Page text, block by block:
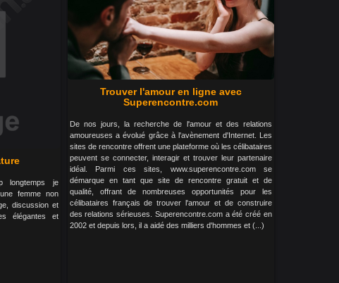
longtemps je
femme non
discussion et
élégantes et
Trouver l'amour en ligne avec
Superencontre.com
De nos jours, la recherche de l'amour et des relations
amoureuses a évolué grâce à l'avènement d'Internet. Les
sites de rencontre offrent une plateforme où les célibataires
peuvent se connecter, interagir et trouver leur partenaire
idéal. Parmi ces sites, www.superencontre.com se
démarque en tant que site de rencontre gratuit et de
qualité, offrant de nombreuses opportunités pour les
célibataires français de trouver l'amour et de construire
des relations sérieuses. Superencontre.com a été créé en
2002 et depuis lors, il a aidé des milliers d'hommes et (...)